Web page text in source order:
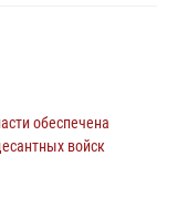
охраны Росгвардии
обеспечена
войск